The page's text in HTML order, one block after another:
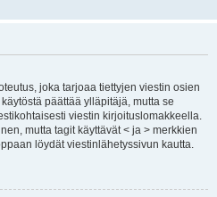
joka tarjoaa tiettyjen viestin osien
päättää ylläpitäjä, mutta se
viestin kirjoituslomakkeella.
mutta tagit käyttävät < ja > merkkien
löydät viestinlähetyssivun kautta.